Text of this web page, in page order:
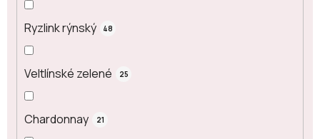
Ryzlink rýnský 48
Veltlínské zelené 25
Chardonnay 21